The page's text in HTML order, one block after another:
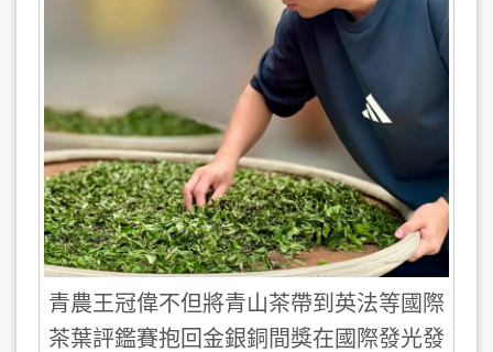
青農王冠偉不但將青山茶帶到英法等國際
茶葉評鑑賽抱回金銀銅間獎在國際發光發